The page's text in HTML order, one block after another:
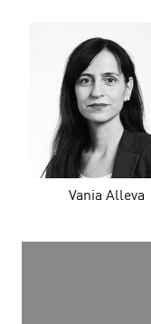
Vania Alleva